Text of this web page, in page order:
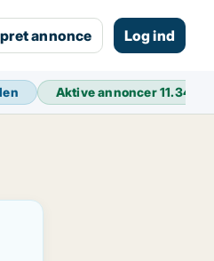
annonce Log ind
Aktive annoncer11.348